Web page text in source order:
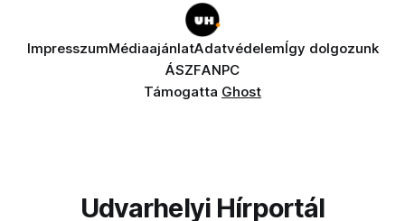
ImpresszumMédiaajánlatAdatvédelemÍgy dolgozunk
ÁSZFANPC
Támogatta Ghost
Udvarhelyi Hírportál